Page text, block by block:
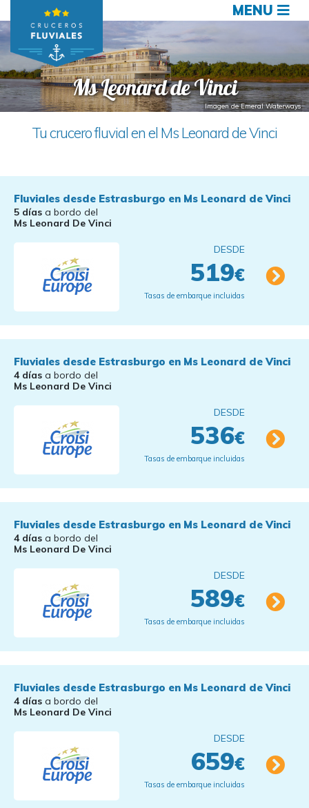
MENU
Ms Leonard de Vinci
Imagen de Emeral Waterways
Tu crucero fluvial en el Ms Leonard de Vinci
Fluviales desde Estrasburgo en Ms Leonard de Vinci
5 días a bordo del
Ms Leonard De Vinci
DESDE
519€
Tasas de embarque incluidas
Fluviales desde Estrasburgo en Ms Leonard de Vinci
4 días a bordo del
Ms Leonard De Vinci
DESDE
536€
Tasas de embarque incluidas
Fluviales desde Estrasburgo en Ms Leonard de Vinci
4 días a bordo del
Ms Leonard De Vinci
DESDE
589€
Tasas de embarque incluidas
Fluviales desde Estrasburgo en Ms Leonard de Vinci
4 días a bordo del
Ms Leonard De Vinci
DESDE
659€
Tasas de embarque incluidas